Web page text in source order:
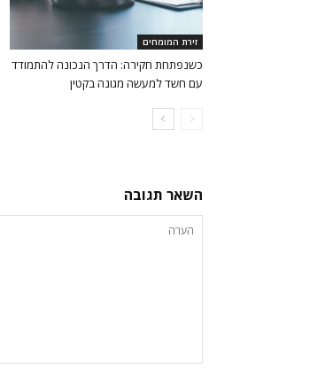
זירת המומחים
כשנפתחת חקירה: הדרך הנכונה להתמודד
עם חשד למעשה מגונה בקטין
השאר תגובה